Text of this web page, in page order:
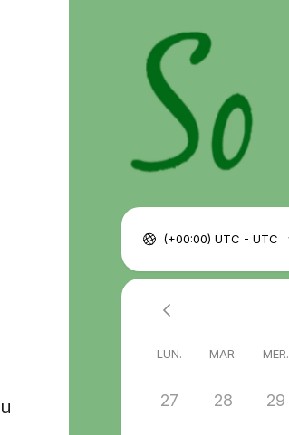
(+00:00) UTC - UTC
LUN. MAR. MER.
27 28 29